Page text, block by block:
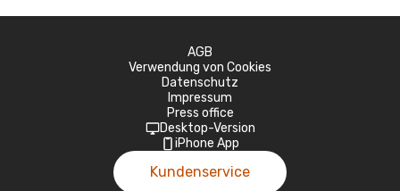
AGB
Verwendung von Cookies
Datenschutz
Impressum
Press office
Desktop-Version
iPhone App
Kundenservice